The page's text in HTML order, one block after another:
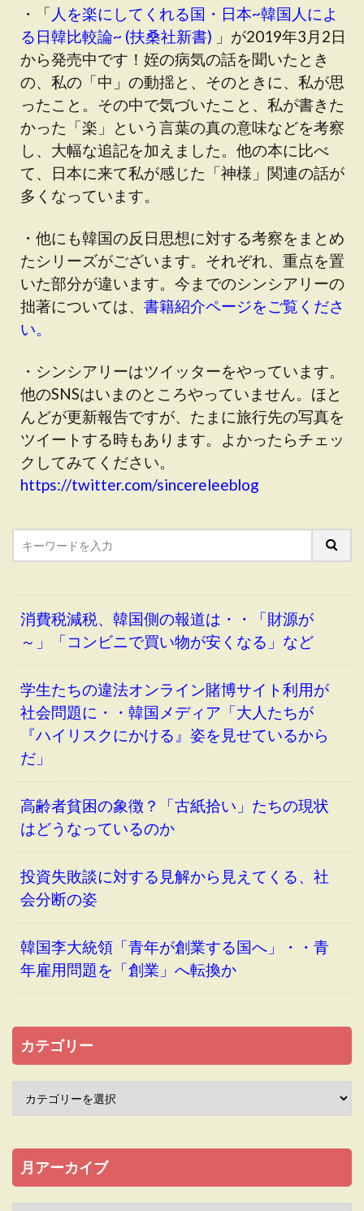
・「 人を楽にしてくれる国・日本~韓国人によ
る日韓比較論~ (扶桑社新書) 」が2019年3月2日
から発売中です！姪の病気の話を聞いたとき
の、私の「中」の動揺と、そのときに、私が思
ったこと。その中で気づいたこと、私が書きた
かった「楽」という言葉の真の意味などを考察
し、大幅な追記を加えました。他の本に比べ
て、日本に来て私が感じた「神様」関連の話が
多くなっています。
・他にも韓国の反日思想に対する考察をまとめ
たシリーズがございます。それぞれ、重点を置
いた部分が違います。今までのシンシアリーの
拙著については、 書籍紹介ページをご覧くださ
い。
・シンシアリーはツイッターをやっています。
他のSNSはいまのところやっていません。ほと
んどが更新報告ですが、たまに旅行先の写真を
ツイートする時もあります。よかったらチェッ
クしてみてください。
https://twitter.com/sincereleeblog
消費税減税、韓国側の報道は・・「財源が
～」「コンビニで買い物が安くなる」など
学生たちの違法オンライン賭博サイト利用が
社会問題に・・韓国メディア「大人たちが
『ハイリスクにかける』姿を見せているから
だ」
高齢者貧困の象徴？「古紙拾い」たちの現状
はどうなっているのか
投資失敗談に対する見解から見えてくる、社
会分断の姿
韓国李大統領「青年が創業する国へ」・・青
年雇用問題を「創業」へ転換か
カテゴリー
月アーカイブ